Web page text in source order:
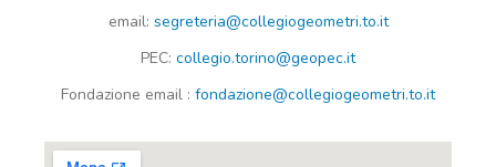
email: segreteria@collegiogeometri.to.it
PEC: collegio.torino@geopec.it
Fondazione email : fondazione@collegiogeometri.to.it